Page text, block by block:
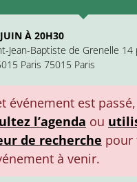
À 20H30
Jean-Baptiste de Grenelle 14
Paris 75015 Paris
événement est passé,
l’agenda ou
de recherche pour
à venir.